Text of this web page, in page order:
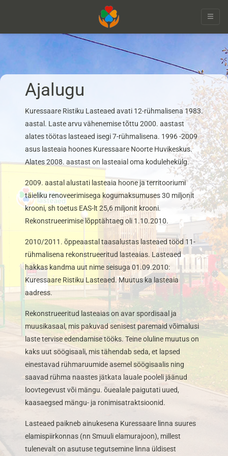
document.querySelectorAll('li.noclick a').forEach(a => {
a.addEventListener('click', function(e) { e.preventDefault(); }); });
Ajalugu
Kuressaare Ristiku Lasteaed avati 12-rühmalisena 1983.
aastal. Laste arvu vähenemise tõttu 2000. aastast
alates töötas lasteaed isegi 7-rühmalisena. 1996 -2009
asus lasteaia hoones Kuressaare Noorte Huvikeskus.
Alates 2008. aastast on lasteaial oma kodulehekülg.
2009. aastal alustati lasteaia hoone ja territooriumi
täieliku renoveerimisega kogumaksumuses 30 miljonit
krooni, sh toetus EAS-lt 25,6 miljonit krooni.
Rekonstrueerimise lõpptähtaeg oli 1.10.2010.
2010/2011. õppeaastal taasalustas lasteaed tööd 11-
rühmalisena rekonstrueeritud lasteaias. Lasteaed
hakkas kandma uut nime seisuga 01.09.2010:
Kuressaare Ristiku Lasteaed. Muutus ka lasteaia
aadress.
Rekonstrueeritud lasteaias on avar spordisaal ja
muusikasaal, mis pakuvad senisest paremaid võimalusi
laste tervise edendamise tööks. Teine oluline muutus on
kaks uut söögisaali, mis tähendab seda, et lapsed
einestavad rühmaruumide asemel söögisaalis ning
saavad rühma naastes jätkata lauale pooleli jäänud
loovtegevust või mängu. õuealale paigutati uued,
kaasaegsed mängu- ja ronimisatraktsioonid.
Lasteaed paikneb ainukesena Kuressaare linna suures
elamispiirkonnas (nn Smuuli elamurajoon), millest
tulenevalt on asutuse tegutsemine linna üldisest